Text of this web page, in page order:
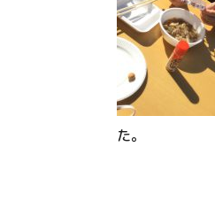
た。